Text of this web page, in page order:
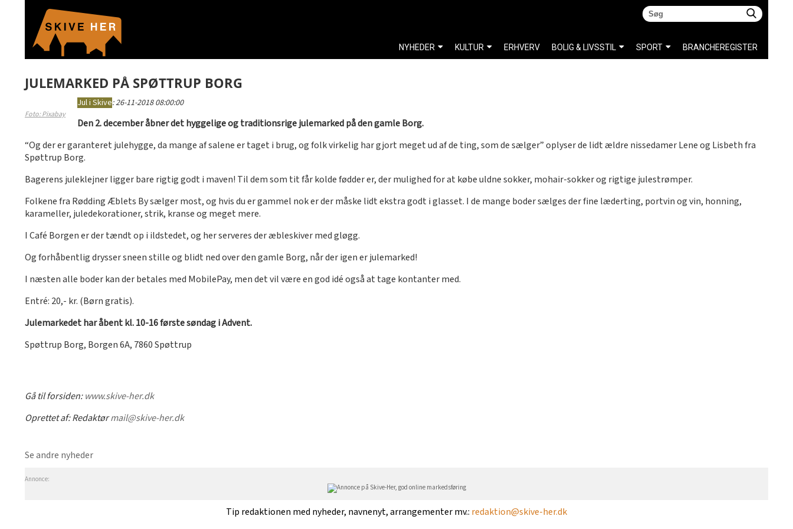
JULEMARKED PÅ SPØTTRUP BORG
Foto: Pixabay
Jul i Skive:26-11-2018 08:00:00
Den 2. december åbner det hyggelige og traditionsrige julemarked på den gamle Borg.
“Og der er garanteret julehygge, da mange af salene er taget i brug, og folk virkelig har gjort meget ud af de ting, som de sælger” oplyser de lidt ældre nissedamer Lene og Lisbeth fra
Spøttrup Borg.
Bagerens juleklejner ligger bare rigtig godt i maven! Til dem som tit får kolde fødder er, der mulighed for at købe uldne sokker, mohair-sokker og rigtige julestrømper.
Folkene fra Rødding Æblets By sælger most, og hvis du er gammel nok er der måske lidt ekstra godt i glasset. I de mange boder sælges der fine læderting, portvin og vin, honning,
karameller, juledekorationer, strik, kranse og meget mere.
I Café Borgen er der tændt op i ildstedet, og her serveres der æbleskiver med gløgg.
Og forhåbentlig drysser sneen stille og blidt ned over den gamle Borg, når der igen er julemarked!
I næsten alle boder kan der betales med MobilePay, men det vil være en god idé også at tage kontanter med.
Entré: 20,- kr. (Børn gratis).
Julemarkedet har åbent kl. 10-16 første søndag i Advent.
Spøttrup Borg, Borgen 6A, 7860 Spøttrup
Gå til forsiden:www.skive-her.dk
Oprettet af:Redaktørmail@skive-her.dk
Se andre nyheder
Annonce:
Tip redaktionen med nyheder, navnenyt, arrangementer mv.: redaktion@skive-her.dk
NYHEDER KULTUR ERHVERV BOLIG & LIVSSTIL SPORT BRANCHEREGISTER